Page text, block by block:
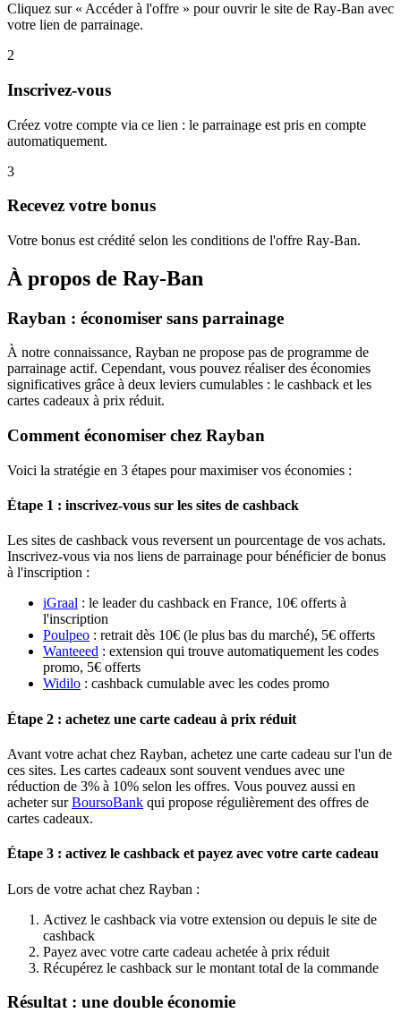
Cliquez sur « Accéder à l'offre » pour ouvrir le site de Ray-Ban avec
votre lien de parrainage.
2
Inscrivez-vous
Créez votre compte via ce lien : le parrainage est pris en compte
automatiquement.
3
Recevez votre bonus
Votre bonus est crédité selon les conditions de l'offre Ray-Ban.
À propos de Ray-Ban
Rayban : économiser sans parrainage
À notre connaissance, Rayban ne propose pas de programme de
parrainage actif. Cependant, vous pouvez réaliser des économies
significatives grâce à deux leviers cumulables : le cashback et les
cartes cadeaux à prix réduit.
Comment économiser chez Rayban
Voici la stratégie en 3 étapes pour maximiser vos économies :
Étape 1 : inscrivez-vous sur les sites de cashback
Les sites de cashback vous reversent un pourcentage de vos achats.
Inscrivez-vous via nos liens de parrainage pour bénéficier de bonus
à l'inscription :
iGraal : le leader du cashback en France, 10€ offerts à
l'inscription
Poulpeo : retrait dès 10€ (le plus bas du marché), 5€ offerts
Wanteeed : extension qui trouve automatiquement les codes
promo, 5€ offerts
Widilo : cashback cumulable avec les codes promo
Étape 2 : achetez une carte cadeau à prix réduit
Avant votre achat chez Rayban, achetez une carte cadeau sur l'un de
ces sites. Les cartes cadeaux sont souvent vendues avec une
réduction de 3% à 10% selon les offres. Vous pouvez aussi en
acheter surBoursoBank qui propose régulièrement des offres de
cartes cadeaux.
Étape 3 : activez le cashback et payez avec votre carte cadeau
Lors de votre achat chez Rayban :
Activez le cashback via votre extension ou depuis le site de
cashback
Payez avec votre carte cadeau achetée à prix réduit
Récupérez le cashback sur le montant total de la commande
Résultat : une double économie